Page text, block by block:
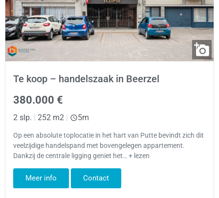
Te koop – handelszaak in Beerzel
380.000 €
2 slp. | 252 m2 | 5m
Op een absolute toplocatie in het hart van Putte bevindt zich dit
veelzijdige handelspand met bovengelegen appartement.
Dankzij de centrale ligging geniet het… + lezen
Meer info Contact